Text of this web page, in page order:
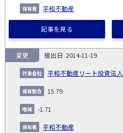
平和不動産
記事を見る
2014-11-19
平和不動産リート投資法人
変更
15.79
-1.71
平和不動産